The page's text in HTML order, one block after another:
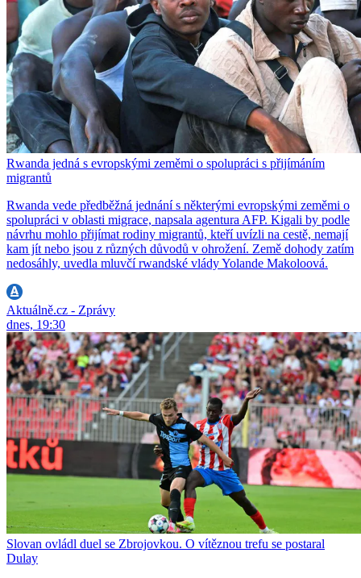
Rwanda jedná s evropskými zeměmi o spolupráci s přijímáním
migrantů
Rwanda vede předběžná jednání s některými evropskými zeměmi o
spolupráci v oblasti migrace, napsala agentura AFP. Kigali by podle
návrhu mohlo přijímat rodiny migrantů, kteří uvízli na cestě, nemají
kam jít nebo jsou z různých důvodů v ohrožení. Země dohody zatím
nedosáhly, uvedla mluvčí rwandské vlády Yolande Makoloová.
Aktuálně.cz - Zprávy
dnes, 19:30
Slovan ovládl duel se Zbrojovkou. O vítěznou trefu se postaral
Dulay